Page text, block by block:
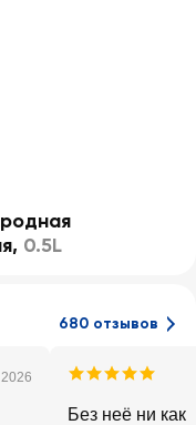
, 0.5L
680 отзывов
2026
Без неё ни как